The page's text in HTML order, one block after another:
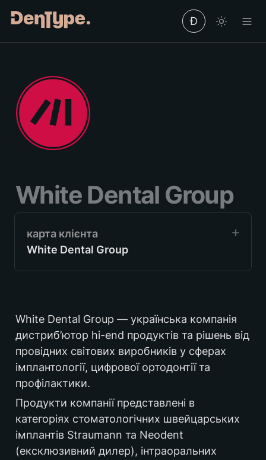
Ð
White Dental Group
White Dental Group
2019-2021
B2B
стоматологія
White Dental Group — українська компанія
дистриб’ютор hi-end продуктів та рішень від
провідних світових виробників у сферах
імплантології, цифрової ортодонтії та
профілактики.
Продукти компанії представлені в
категоріях стоматологічних швейцарських
імплантів Straumann та Neodent
(ексклюзивний дилер), інтраоральних